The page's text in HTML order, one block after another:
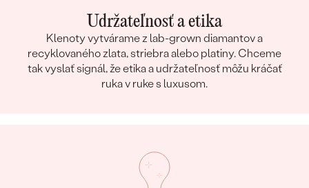
Udržateľnosť a etika
Klenoty vytvárame z lab-grown diamantov a
recyklovaného zlata, striebra alebo platiny. Chceme
tak vyslať signál, že etika a udržateľnosť môžu kráčať
ruka v ruke s luxusom.